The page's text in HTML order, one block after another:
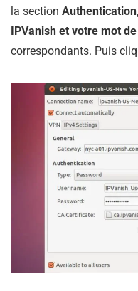
la section Authentication,
IPVanish et votre mot
correspondants. Puis